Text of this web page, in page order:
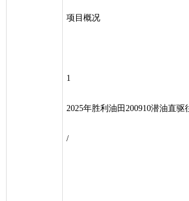
项目概况
1
2025年胜利油田200910潜油直
/